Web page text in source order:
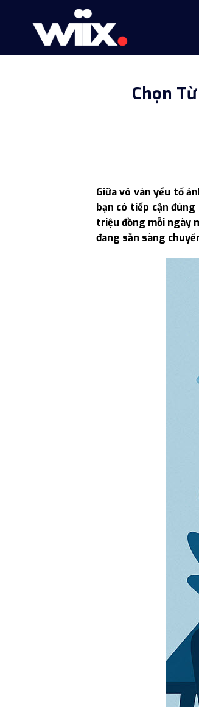
Chọn
Giữa vô vàn yếu tố
bạn có tiếp cận
triệu đồng mỗi ngày
đang sẵn sàng